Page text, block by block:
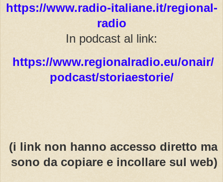
https://www.radio-italiane.it/regional-
radio
In podcast al link:
https://www.regionalradio.eu/onair/
podcast/storiaestorie/
(i link non hanno accesso diretto ma
sono da copiare e incollare sul web)